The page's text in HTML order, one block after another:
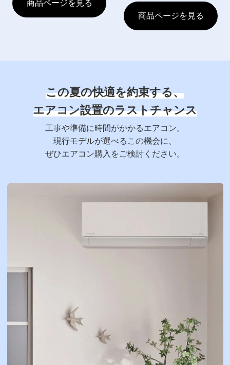
商品ページを見る
商品ページを見る
この夏の快適を約束する、
エアコン設置のラストチャンス
工事や準備に時間がかかるエアコン。
現行モデルが選べるこの機会に、
ぜひエアコン購入をご検討ください。